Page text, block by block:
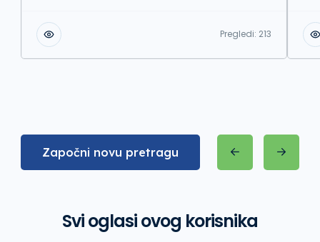
Pregledi: 213
Započni novu pretragu
Svi oglasi ovog korisnika